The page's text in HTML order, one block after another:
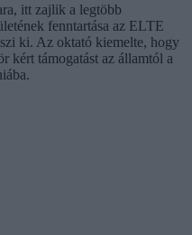
itt zajlik a legtöbb
fenntartása az ELTE
ki. Az oktató kiemelte, hogy
kért támogatást az államtól a